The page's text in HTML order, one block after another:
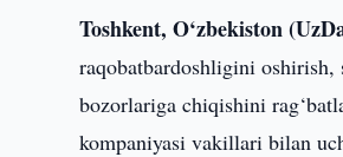
Toshkent, O‘zbekiston
raqobatbardoshligini
bozorlariga chiqishini
kompaniyasi vakillari bilan